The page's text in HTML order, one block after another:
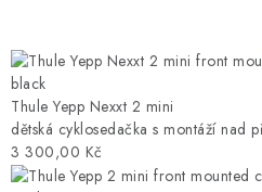
Thule Yepp Nexxt 2 mini
dětská cyklosedačka s montáží nad
3 300,00 Kč